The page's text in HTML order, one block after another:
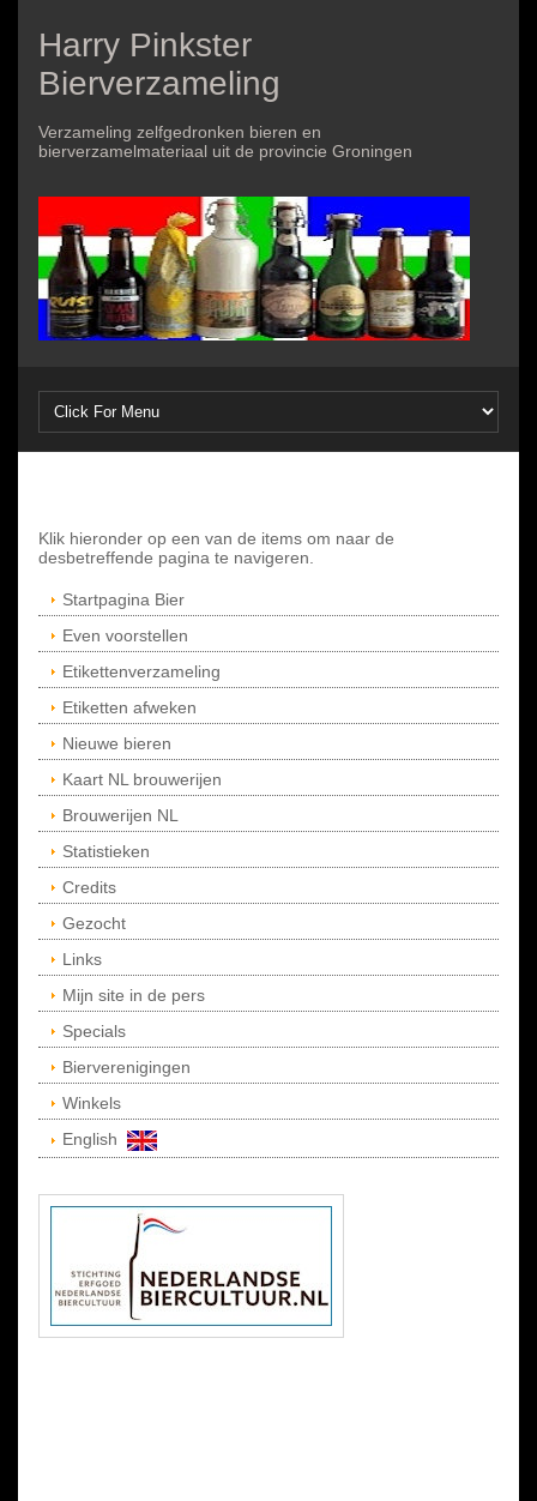
Harry Pinkster
Bierverzameling
Verzameling zelfgedronken bieren en
bierverzamelmateriaal uit de provincie Groningen
Klik hieronder op een van de items om naar de
desbetreffende pagina te navigeren.
Startpagina Bier
Even voorstellen
Etikettenverzameling
Etiketten afweken
Nieuwe bieren
Kaart NL brouwerijen
Brouwerijen NL
Statistieken
Credits
Gezocht
Links
Mijn site in de pers
Specials
Bierverenigingen
Winkels
English